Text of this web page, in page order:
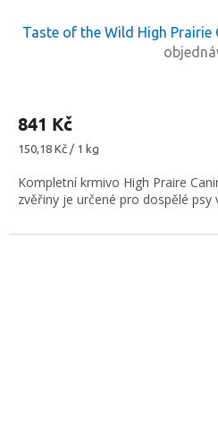
Taste of the Wild High Prairie
841 Kč
Měrná
150,18 Kč / 1 kg
Kompletní krmivo High Praire
zvěřiny je určené pro dospělé psy